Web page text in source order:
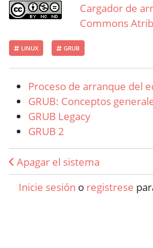
Cargador de
Commons
LINUX GRUB
Proceso de arranque del
GRUB: Conceptos
GRUB Legacy
GRUB 2
Enlaces
Apagar el sistema
Inicie sesión o registrese